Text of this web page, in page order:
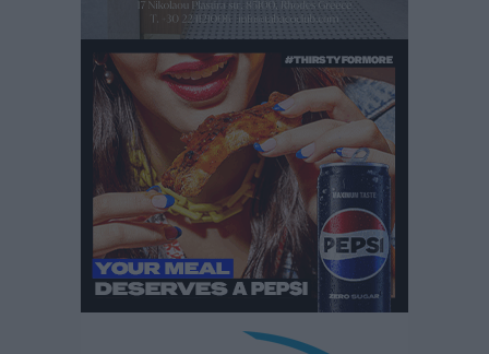
οικογενειακές διακοπές του
Τοπικές Ειδήσεις • πριν 12 ώρες
Ο γεωεντοπισμός μέσω 112 «έσωσε» Δανό περιπατητή
στη Ρόδο
Τοπικές Ειδήσεις• πριν 12 ώρες
Σύμη: Ανασύρθηκε σορός άνδρα – Εξετάζεται αν είναι
ο 8ος Γερμανός που αγνοούνταν μετά την παράσυρσή
ιστιοφόρου
Τοπικές Ειδήσεις• πριν 12 ώρες
Ερώτηση στην Ευρωπαϊκή Επιτροπή για τις